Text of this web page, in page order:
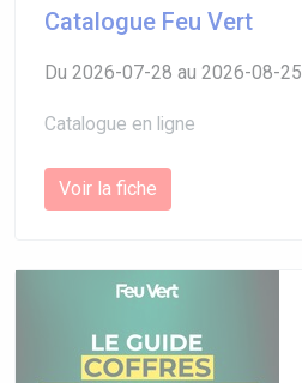
Catalogue Feu Vert
Du 2026-07-28 au 2026-08-25
Catalogue en ligne
Voir la fiche